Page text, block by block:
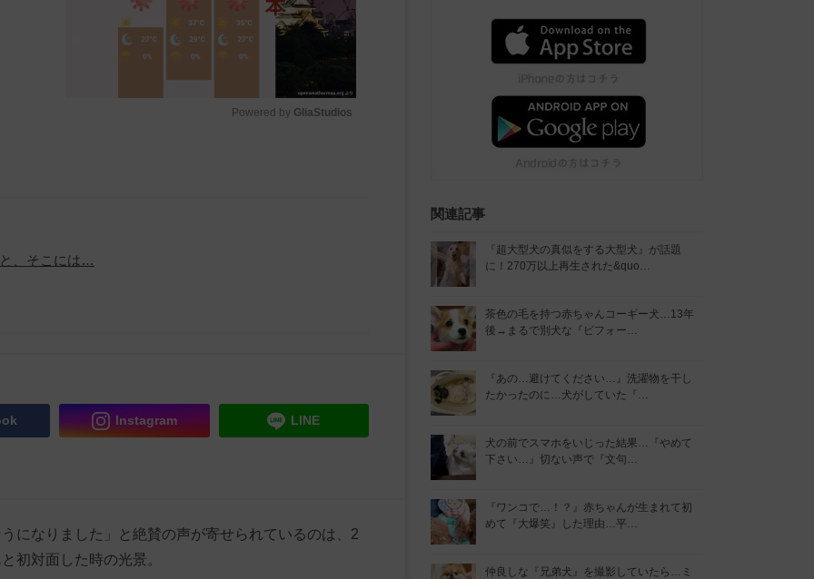
Powered by GliaStudios
、そこには…
Instagram LINE
になりました」と絶賛の声が寄せられているのは、2
初対面した時の光景。
関連記事
『超大型犬の真似をする大型犬』が話題
に！270万以上再生された&quo…
茶色の毛を持つ赤ちゃんコーギー犬…13年
後→まるで別犬な『ビフォー…
『あの…避けてください…』洗濯物を干し
たかったのに…犬がしていた『…
犬の前でスマホをいじった結果…『やめて
下さい…』切ない声で『文句…
『ワンコで…！？』赤ちゃんが生まれて初
めて『大爆笑』した理由…平…
仲良しな『兄弟犬』を撮影していたら…ミ